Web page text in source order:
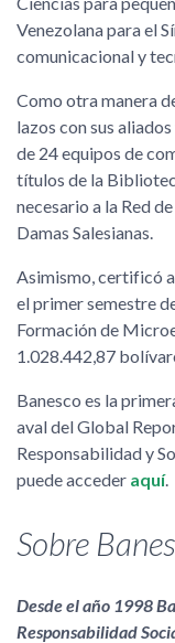
Venezolana para el
comunicacional y
Como otra manera
lazos con sus
de 24 equipos de
títulos de la
necesario a la Red
Damas Salesianas.
Asimismo, certificó
el primer semestre
Formación de
1.028.442,87
Banesco es la
aval del Global
Responsabilidad y
puede acceder aquí.
Sobre
Desde el año 1998
Responsabilidad